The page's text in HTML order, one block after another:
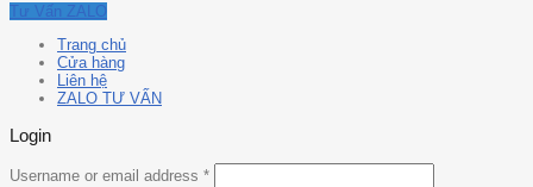
Tư Vấn ZALO
Trang chủ
Cửa hàng
Liên hệ
ZALO TƯ VẤN
Login
Username or email address *